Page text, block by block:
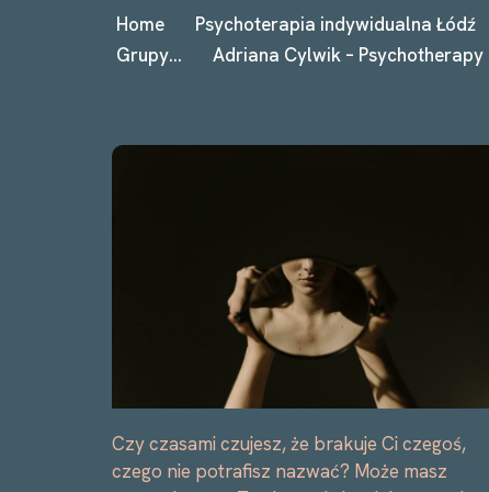
Home Psychoterapia indywidualna Łódź
Grupy…
Adriana Cylwik – Psychotherapy
Czy czasami czujesz, że brakuje Ci czegoś,
czego nie potrafisz nazwać? Może masz